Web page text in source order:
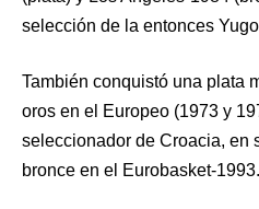
selección de la entonces
También conquistó una plata
oros en el Europeo (1973 y
seleccionador de Croacia, en
bronce en el Eurobasket-1993.